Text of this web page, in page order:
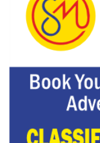
8 अगस्त को मोहाली के
Hukamnama Sri